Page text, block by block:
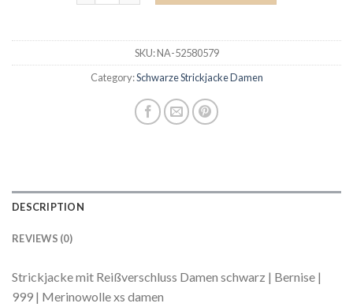
SKU:NA-52580579
Category:Schwarze Strickjacke Damen
DESCRIPTION
REVIEWS (0)
Strickjacke mit Reißverschluss Damen schwarz | Bernise |
999 | Merinowolle xs damen